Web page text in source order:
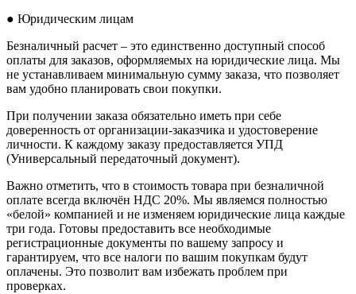
● Юридическим лицам
Безналичный расчет – это единственно доступный способ
оплаты для заказов, оформляемых на юридические лица. Мы
не устанавливаем минимальную сумму заказа, что позволяет
вам удобно планировать свои покупки.
При получении заказа обязательно иметь при себе
доверенность от организации-заказчика и удостоверение
личности. К каждому заказу предоставляется УПД
(Универсальный передаточный документ).
Важно отметить, что в стоимость товара при безналичной
оплате всегда включён НДС 20%. Мы являемся полностью
«белой» компанией и не изменяем юридические лица каждые
три года. Готовы предоставить все необходимые
регистрационные документы по вашему запросу и
гарантируем, что все налоги по вашим покупкам будут
оплачены. Это позволит вам избежать проблем при
проверках.